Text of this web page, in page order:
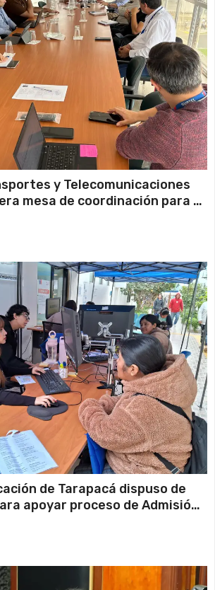
y Telecomunicaciones
mesa de coordinación para el
desuso en Iquique
de Tarapacá dispuso de
apoyar proceso de Admisión